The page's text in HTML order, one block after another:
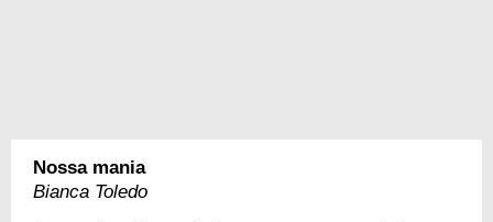
Nossa mania
Bianca Toledo